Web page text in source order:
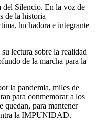
del Silencio. En la voz de
de la historia
luchadora e integrante
lectura sobre la realidad
de la marcha para la
la pandemia, miles de
para conmemorar a los
quedan, para mantener
la IMPUNIDAD.